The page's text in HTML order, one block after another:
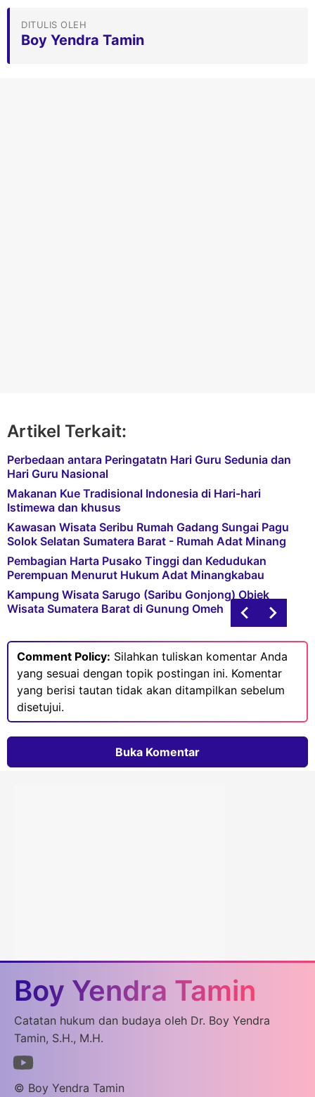
DITULIS OLEH
Boy Yendra Tamin
Artikel Terkait:
Perbedaan antara Peringatatn Hari Guru Sedunia dan
Hari Guru Nasional
Makanan Kue Tradisional Indonesia di Hari-hari
Istimewa dan khusus
Kawasan Wisata Seribu Rumah Gadang Sungai Pagu
Solok Selatan Sumatera Barat - Rumah Adat Minang
Pembagian Harta Pusako Tinggi dan Kedudukan
Perempuan Menurut Hukum Adat Minangkabau
Kampung Wisata Sarugo (Saribu Gonjong) Objek
Wisata Sumatera Barat di Gunung Omeh
Comment Policy: Silahkan tuliskan komentar Anda
yang sesuai dengan topik postingan ini. Komentar
yang berisi tautan tidak akan ditampilkan sebelum
disetujui.
Buka Komentar
Boy Yendra Tamin
Catatan hukum dan budaya oleh Dr. Boy Yendra
Tamin, S.H., M.H.
© Boy Yendra Tamin